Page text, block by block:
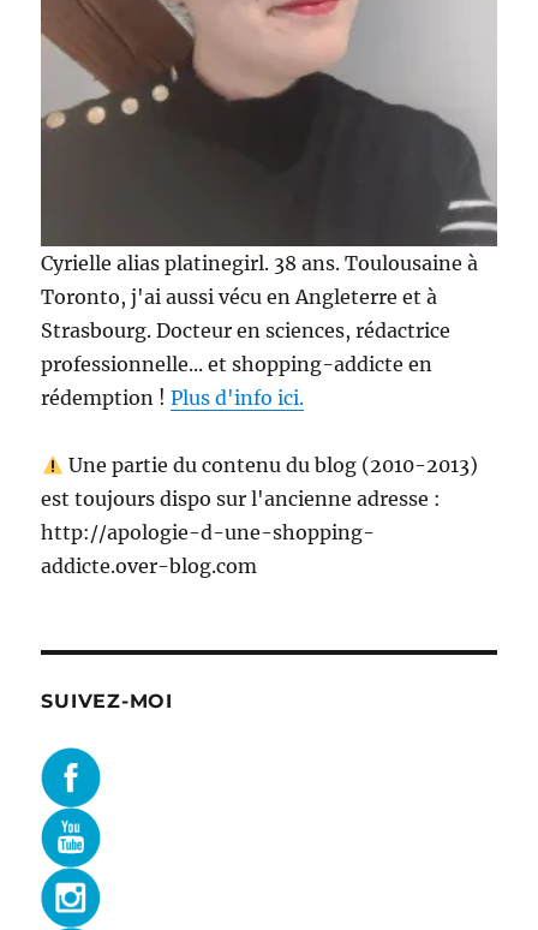
Cyrielle alias platinegirl. 38 ans. Toulousaine à
Toronto, j'ai aussi vécu en Angleterre et à
Strasbourg. Docteur en sciences, rédactrice
professionnelle... et shopping-addicte en
rédemption !Plus d'info ici.
Une partie du contenu du blog (2010-2013)
est toujours dispo sur l'ancienne adresse :
http://apologie-d-une-shopping-
addicte.over-blog.com
SUIVEZ-MOI